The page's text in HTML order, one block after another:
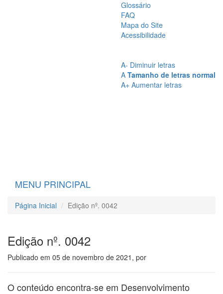
Glossário
FAQ
Mapa do Site
Acessibilidade
A- Diminuir letras
A Tamanho de letras normal
A+ Aumentar letras
MENU PRINCIPAL
Página Inicial Edição nº. 0042
Edição nº. 0042
Publicado em 05 de novembro de 2021 , por
O conteúdo encontra-se em Desenvolvimento